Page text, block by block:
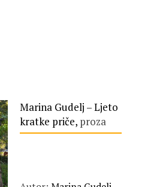
Marina Gudelj – Ljeto
kratke priče, proza